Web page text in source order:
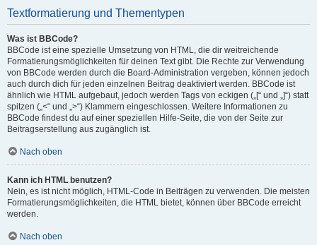
Textformatierung und Thementypen
Was ist BBCode?
BBCode ist eine spezielle Umsetzung von HTML, die dir weitreichende
Formatierungsmöglichkeiten für deinen Text gibt. Die Rechte zur Verwendung
von BBCode werden durch die Board-Administration vergeben, können jedoch
auch durch dich für jeden einzelnen Beitrag deaktiviert werden. BBCode ist
ähnlich wie HTML aufgebaut, jedoch werden Tags von eckigen („[“ und „]“) statt
spitzen („<“ und „>“) Klammern eingeschlossen. Weitere Informationen zu
BBCode findest du auf einer speziellen Hilfe-Seite, die von der Seite zur
Beitragserstellung aus zugänglich ist.
Nach oben
Kann ich HTML benutzen?
Nein, es ist nicht möglich, HTML-Code in Beiträgen zu verwenden. Die meisten
Formatierungsmöglichkeiten, die HTML bietet, können über BBCode erreicht
werden.
Nach oben